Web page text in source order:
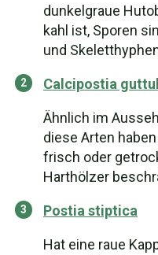
dunkelgraue
kahl ist, Sporen
und
Calcipostia
Ähnlich im
diese Arten
frisch oder
Harthölzer
Postia stiptica
Hat eine raue